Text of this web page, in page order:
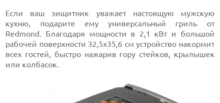
Если ваш зищитник уважает настоящую мужскую
кухню, подарите ему универсальный гриль от
Redmond. Благодаря мощности в 2,1 кВт и большой
рабочей поверхности 32,5х35,6 см устройство накормит
всех гостей, быстро нажарив гору стейков, крылышек
или колбасок.